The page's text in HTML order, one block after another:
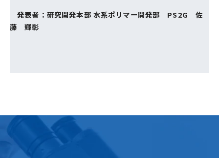
発表者：研究開発本部 水系ポリマー開発部 PS2G 佐
藤 輝彰